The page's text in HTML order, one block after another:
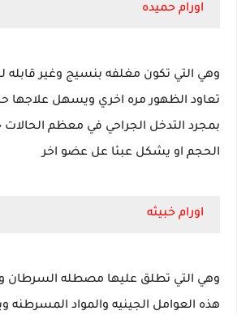
اورام حميده
وهي التي تكون مغلفه بنسيج وغير قابله
تعاود الظهور مره اخري ويسهل علاجها
بمجرد التدخل الجراحي في معظم الحالات
الحجم او يشكل عبئا عل عضو اخر
اورام خبيثه
وهي التي تطلق عليها مصطله السرطان
هذه العوامل الجينيه والمواد المسرطنه